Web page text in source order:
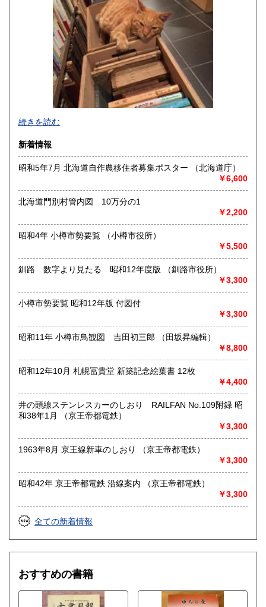
200円 鹿児島県
200円
事務所営業です(店舗はございません)。
て管理しており、登録住所にはございません。また電話、ハ
ガキ、FAXでのご注文、ご質問等はお受けできません。ご了
承ください。
●対面での販売、お渡しはおこなっておりません●
●土・日・祝休&不定休●
●送料の事前表示が義務化されたことにより、当方の【単品ス
ピード注文(即決注文)】対象以外の商品は、「日本の古本
屋」側が自動的に設定している【300円】の送料が表示され
ておりますが、実際には送料を実費で頂戴いたします。未修
正の在庫に関しては随時、【単品スピード注文】への対応と
送料の入力を進めておりますので、どうぞご了承ください●
領収書をご希望されているお客様は、【必ず、お振込み/ご決
済前にご連絡ください】。お振込後/ご決済後には、ご希望に
沿えないことをご了承ください(即決ご注文をお選びの際に
は、ご注文の前後にご連絡ください)●
●御公費でのご購入の場合にも、「日本の古本屋」からのご注
文をお願い申し上げます。なお後払いでの公費ご購入は本体
価格3,000円以上からお受けいたします●
●お問い合わせはメールにて受け付けます。お名前、ご住所、
ご連絡先を記載のうえ、お問い合わせください●
沿線名：-
定休日：土日祝休&不定休
-
取り扱い分野
古書一般（その他）
続きを読む
新着情報
昭和5年7月 北海道自作農移住者募集ポスター （北海道庁）
￥6,600
北海道門別村管内図 10万分の1
￥2,200
昭和4年 小樽市勢要覧 （小樽市役所）
￥5,500
釧路 数字より見たる 昭和12年度版 （釧路市役所）
￥3,300
小樽市勢要覧 昭和12年版 付図付
￥3,300
昭和11年 小樽市鳥観図 吉田初三郎 （田坂昇編輯）
￥8,800
昭和12年10月 札幌冨貴堂 新築記念絵葉書 12枚
￥4,400
井の頭線ステンレスカーのしおり RAILFAN No.109附録 昭
和38年1月 （京王帝都電鉄）
￥3,300
1963年8月 京王線新車のしおり （京王帝都電鉄）
￥3,300
昭和42年 京王帝都電鉄 沿線案内 （京王帝都電鉄）
￥3,300
全ての新着情報
おすすめの書籍